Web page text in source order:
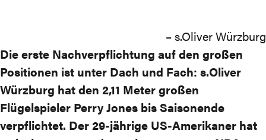
– s.Oliver Würzburg
Die erste Nachverpflichtung auf den großen
Positionen ist unter Dach und Fach: s.Oliver
Würzburg hat den 2,11 Meter großen
Flügelspieler Perry Jones bis Saisonende
verpflichtet. Der 29-jährige US-Amerikaner hat